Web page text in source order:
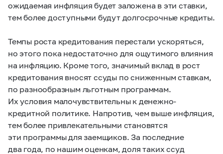
ожидаемая инфляция будет заложена в эти ставки,
тем более доступными будут долгосрочные кредиты.
Темпы роста кредитования перестали ускоряться,
но этого пока недостаточно для ощутимого влияния
на инфляцию. Кроме того, значимый вклад в рост
кредитования вносят ссуды по сниженным ставкам,
по разнообразным льготным программам.
Их условия малочувствительны к денежно-
кредитной политике. Напротив, чем выше инфляция,
тем более привлекательными становятся
эти программы для заемщиков. За последние
два года, по нашим оценкам, доля таких ссуд